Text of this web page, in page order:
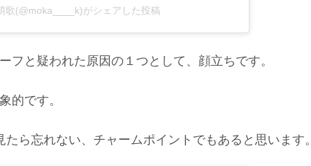
歌(@moka____k)がシェアした投稿
フと疑われた原因の１つとして、顔立ちです。
的です。
ら忘れない、チャームポイントでもあると思います。